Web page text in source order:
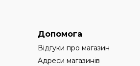
Допомога
Відгуки про магазин
Адреси магазинів